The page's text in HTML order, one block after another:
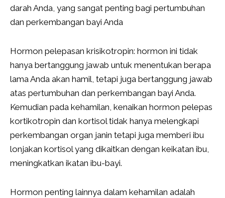
darah Anda, yang sangat penting bagi pertumbuhan
dan perkembangan bayi Anda
Hormon pelepasan krisikotropin: hormon ini tidak
hanya bertanggung jawab untuk menentukan berapa
lama Anda akan hamil, tetapi juga bertanggung jawab
atas pertumbuhan dan perkembangan bayi Anda.
Kemudian pada kehamilan, kenaikan hormon pelepas
kortikotropin dan kortisol tidak hanya melengkapi
perkembangan organ janin tetapi juga memberi ibu
lonjakan kortisol yang dikaitkan dengan keikatan ibu,
meningkatkan ikatan ibu-bayi.
Hormon penting lainnya dalam kehamilan adalah